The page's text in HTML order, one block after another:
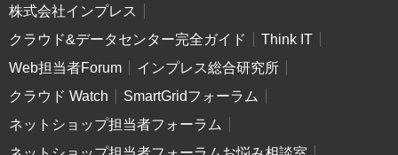
株式会社インプレス
クラウド&データセンター完全ガイド
Think IT
Web担当者Forum
インプレス総合研究所
クラウド Watch
SmartGridフォーラム
ネットショップ担当者フォーラム